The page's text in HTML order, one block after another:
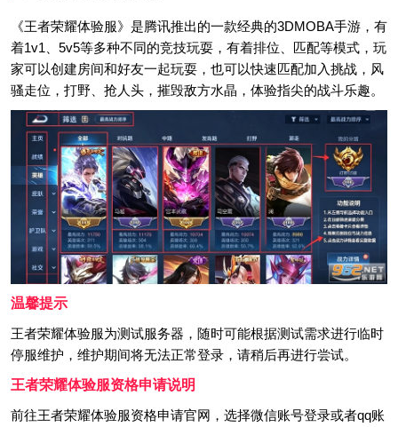
《王者荣耀体验服》是腾讯推出的一款经典的3DMOBA手游，有
着1v1、5v5等多种不同的竞技玩耍，有着排位、匹配等模式，玩
家可以创建房间和好友一起玩耍，也可以快速匹配加入挑战，风
骚走位，打野、抢人头，摧毁敌方水晶，体验指尖的战斗乐趣。
温馨提示
王者荣耀体验服为测试服务器，随时可能根据测试需求进行临时
停服维护，维护期间将无法正常登录，请稍后再进行尝试。
王者荣耀体验服资格申请说明
前往王者荣耀体验服资格申请官网，选择微信账号登录或者qq账